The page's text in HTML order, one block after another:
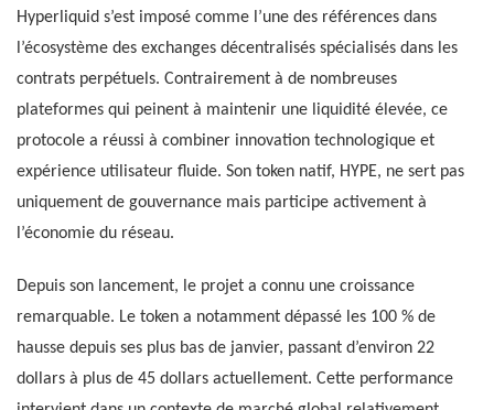
Hyperliquid s’est imposé comme l’une des références dans
l’écosystème des exchanges décentralisés spécialisés dans les
contrats perpétuels. Contrairement à de nombreuses
plateformes qui peinent à maintenir une liquidité élevée, ce
protocole a réussi à combiner innovation technologique et
expérience utilisateur fluide. Son token natif, HYPE, ne sert pas
uniquement de gouvernance mais participe activement à
l’économie du réseau.
Depuis son lancement, le projet a connu une croissance
remarquable. Le token a notamment dépassé les 100 % de
hausse depuis ses plus bas de janvier, passant d’environ 22
dollars à plus de 45 dollars actuellement. Cette performance